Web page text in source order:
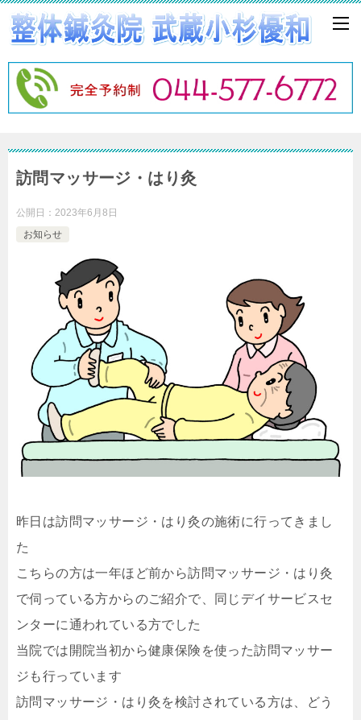
訪問マッサージ・はり灸
公開日： 2023年6月8日
お知らせ
昨日は訪問マッサージ・はり灸の施術に行ってきまし
た
こちらの方は一年ほど前から訪問マッサージ・はり灸
で伺っている方からのご紹介で、同じデイサービスセ
ンターに通われている方でした
当院では開院当初から健康保険を使った訪問マッサー
ジも行っています
訪問マッサージ・はり灸を検討されている方は、どう